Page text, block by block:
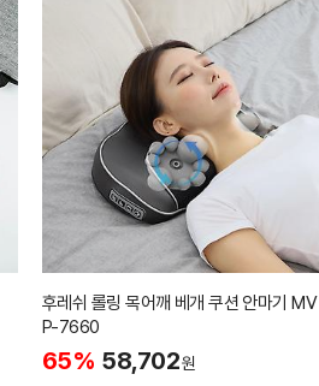
후레쉬 롤링 목어깨 베개 쿠션 안마기 MV
P-7660
65% 58,702원